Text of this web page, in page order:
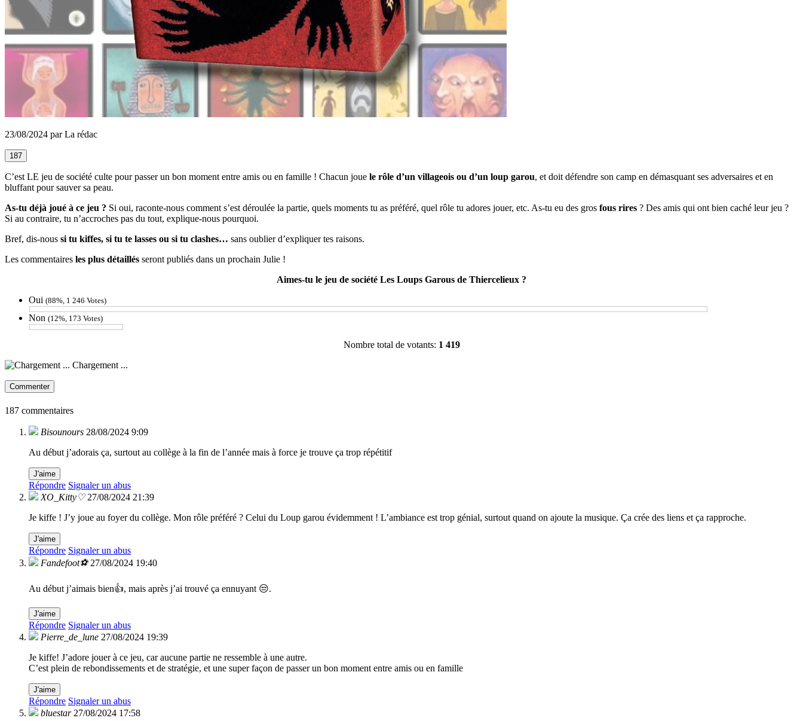
23/08/2024 par La rédac
187
C’est LE jeu de société culte pour passer un bon moment entre amis ou en famille ! Chacun joue le rôle d’un villageois ou d’un loup garou, et doit défendre son camp en démasquant ses adversaires et en
bluffant pour sauver sa peau.
As-tu déjà joué à ce jeu ? Si oui, raconte-nous comment s’est déroulée la partie, quels moments tu as préféré, quel rôle tu adores jouer, etc. As-tu eu des gros fous rires ? Des amis qui ont bien caché leur jeu ?
Si au contraire, tu n’accroches pas du tout, explique-nous pourquoi.
Bref, dis-nous si tu kiffes, si tu te lasses ou si tu clashes… sans oublier d’expliquer tes raisons.
Les commentaires les plus détaillés seront publiés dans un prochain Julie !
Aimes-tu le jeu de société Les Loups Garous de Thiercelieux ?
Oui (88%, 1 246 Votes)
Non (12%, 173 Votes)
Nombre total de votants: 1 419
Chargement ...
Commenter
187 commentaires
Bisounours 28/08/2024 9:09
Au début j’adorais ça, surtout au collège à la fin de l’année mais à force je trouve ça trop répétitif
J'aime
Répondre Signaler un abus
XO_Kitty♡ 27/08/2024 21:39
Je kiffe ! J’y joue au foyer du collège. Mon rôle préféré ? Celui du Loup garou évidemment ! L’ambiance est trop génial, surtout quand on ajoute la musique. Ça crée des liens et ça rapproche.
J'aime
Répondre Signaler un abus
Fandefoot⚽️ 27/08/2024 19:40
Au début j’aimais bien👍, mais après j’ai trouvé ça ennuyant 😒.
J'aime
Répondre Signaler un abus
Pierre_de_lune 27/08/2024 19:39
Je kiffe! J’adore jouer à ce jeu, car aucune partie ne ressemble à une autre.
C’est plein de rebondissements et de stratégie, et une super façon de passer un bon moment entre amis ou en famille
J'aime
Répondre Signaler un abus
bluestar 27/08/2024 17:58